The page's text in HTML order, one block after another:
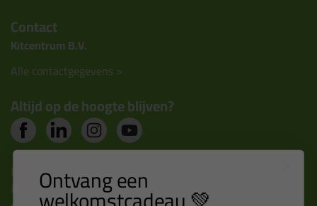
Contact
Kitcentrum B.V.
Alle contactgegevens >
Altijd op de hoogte blijven?
Nieuws, tips en exclusieve deals rechtstreeks in je
inbox Ontvang een